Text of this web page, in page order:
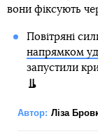
вони фіксують
Повітряні
напрямком
запустили
Автор: Ліза